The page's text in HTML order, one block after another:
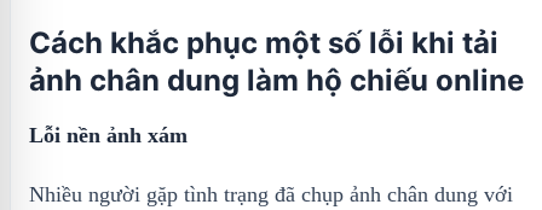
Cách khắc phục một số lỗi khi tải
ảnh chân dung làm hộ chiếu online
Lỗi nền ảnh xám
Nhiều người gặp tình trạng đã chụp ảnh chân dung với